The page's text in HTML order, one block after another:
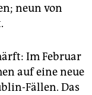
neun von
Im Februar
auf eine neue
Fällen. Das